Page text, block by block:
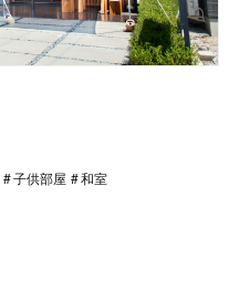
子供部屋 和室